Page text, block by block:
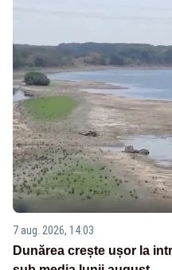
7 aug. 2026, 14:03
Dunărea crește ușor la